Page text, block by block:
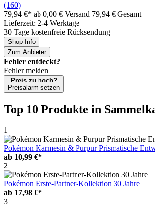
(160)
79,94 €* ab 0,00 € Versand 79,94 € Gesamt
Lieferzeit: 2-4 Werktage
30 Tage kostenfreie Rücksendung
Shop-Info
Zum Anbieter
Fehler entdeckt?
Fehler melden
Preis zu hoch?
Preisalarm setzen
Top 10 Produkte in
1
Pokémon Karmesin & Purpur Prismatische
ab 10,99 €*
2
Pokémon Erste-Partner-Kollektion 30 Jahre
ab 17,98 €*
3